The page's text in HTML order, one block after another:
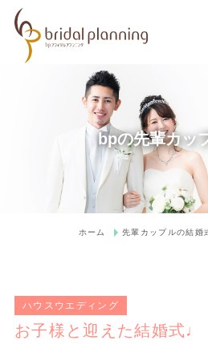
bpの先輩カッ
ホーム 先輩カップルの結婚
ハウスウエディング
お子様と迎えた結婚式♩